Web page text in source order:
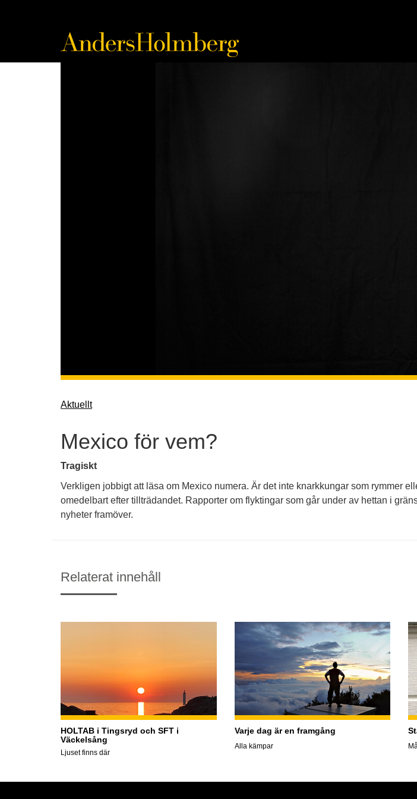
Aktuellt
Mexico för vem?
Tragiskt
Verkligen jobbigt att läsa om Mexico numera. Är det inte knarkkungar som rymmer
omedelbart efter tillträdandet. Rapporter om flyktingar som går under av hettan i
nyheter framöver.
Relaterat innehåll
HOLTAB i Tingsryd och SFT i
Väckelsång
Ljuset finns där
Varje dag är en framgång
Alla kämpar